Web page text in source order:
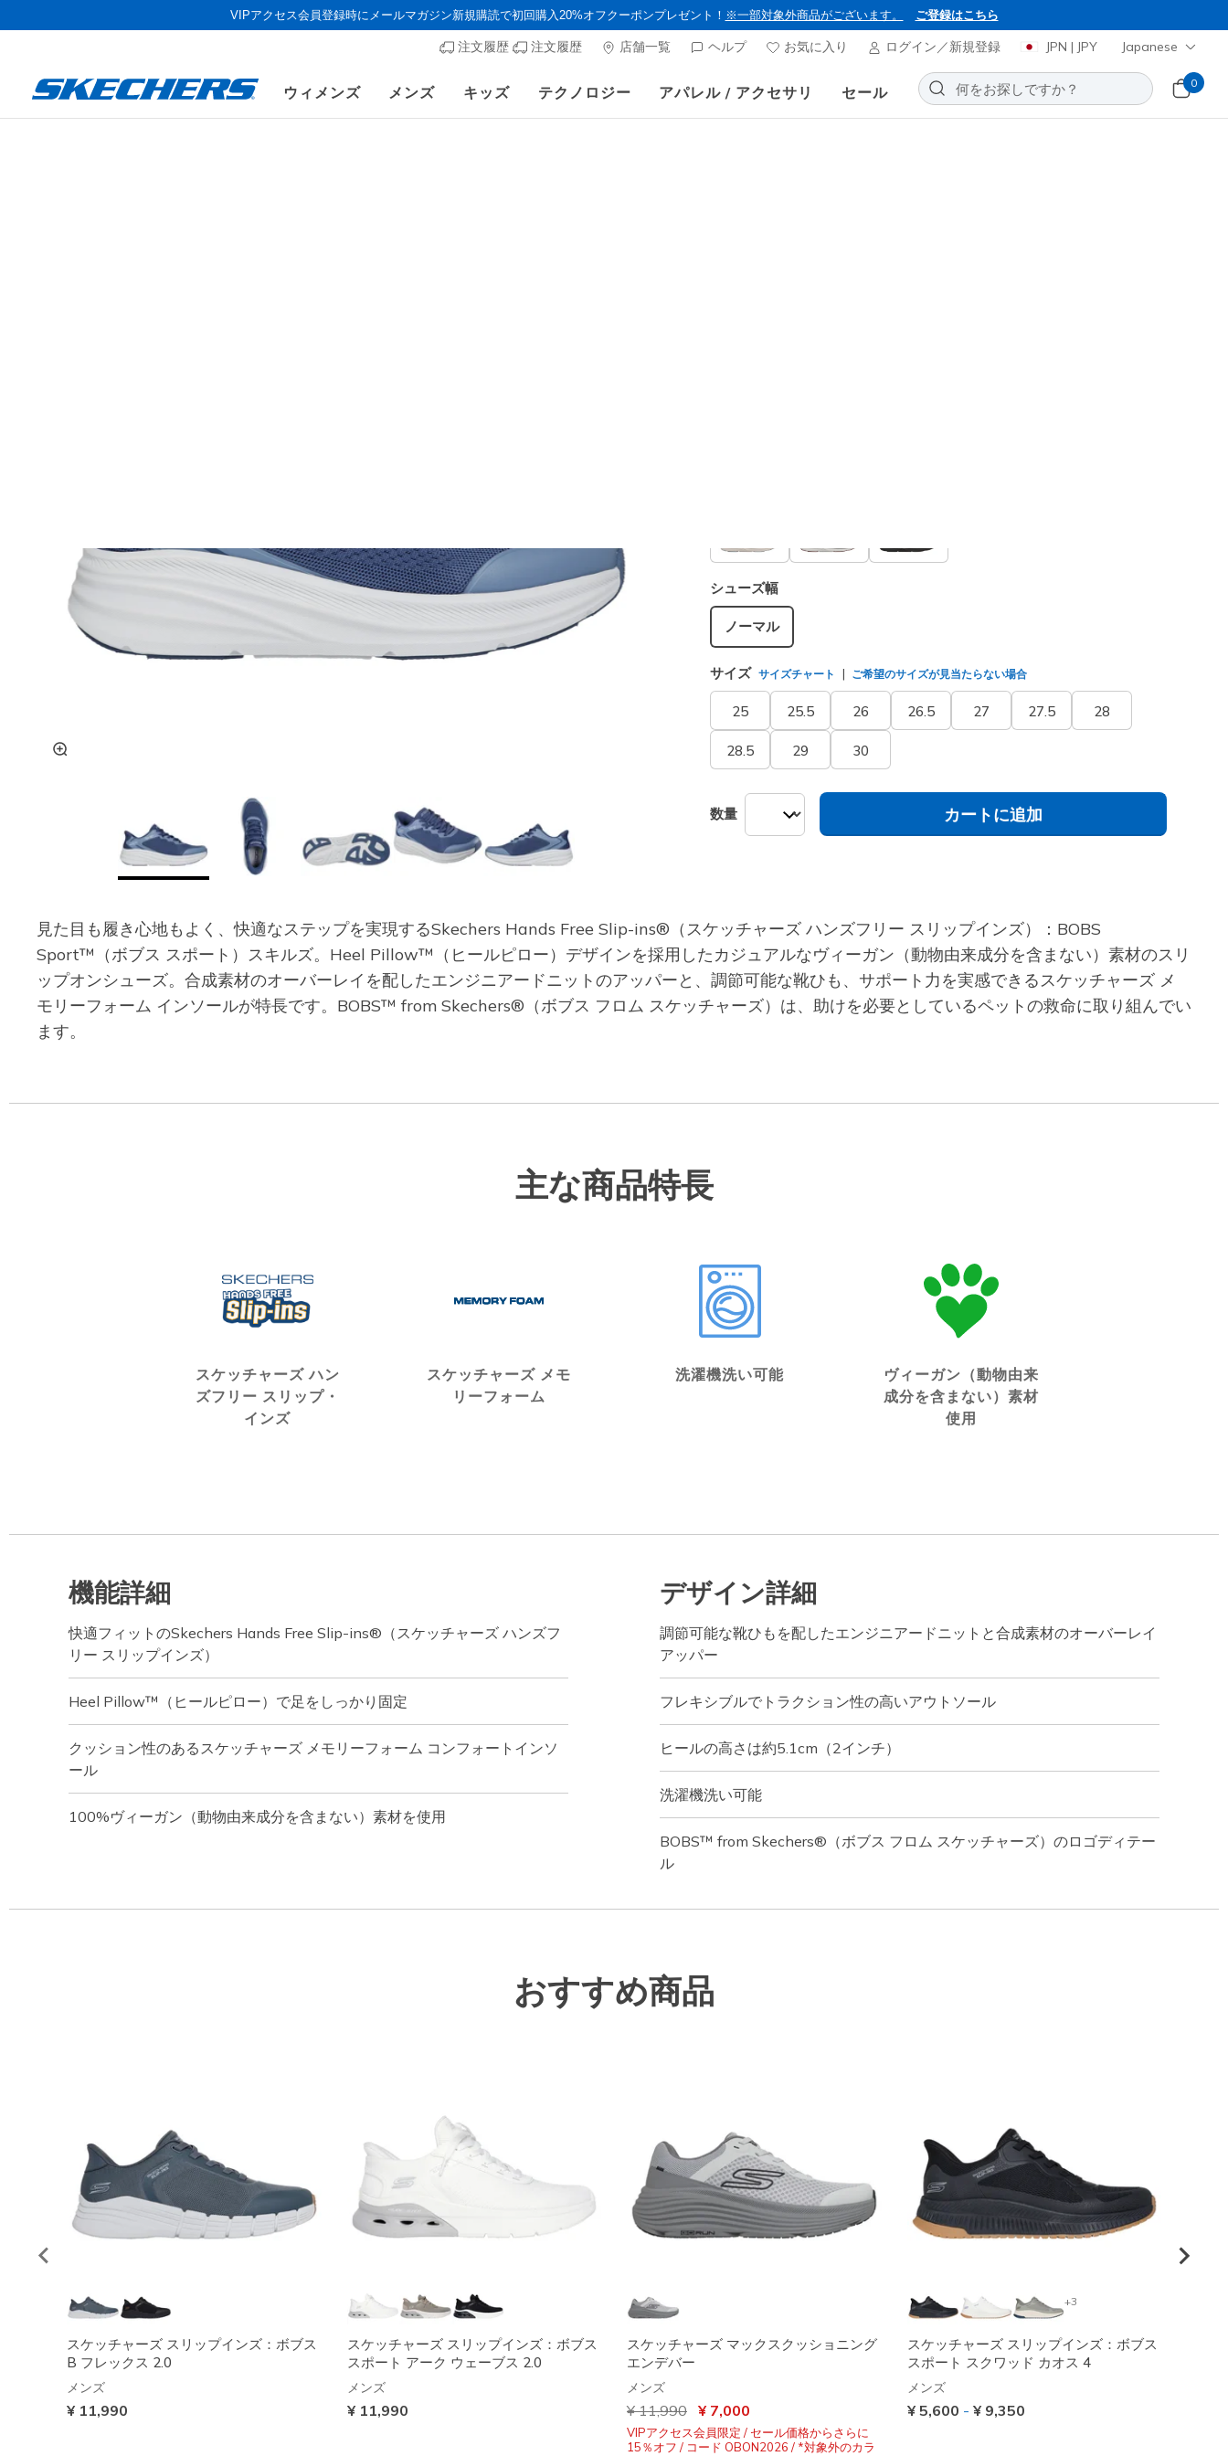
VIPアクセス会員登録時にメールマガジン新規購読で初回購入20%オフクーポンプレゼント！ ※一部対象外商品がございます。 ご登録はこちら
注文履歴 注文履歴 店舗一覧 ヘルプ お気に入り ログイン／新規登録 JPN | JPY Japanese
ウィメンズ メンズ キッズ テクノロジー アパレル / アクセサリ セール
0
シューズ幅
ノーマル
サイズ サイズチャート ご希望のサイズが見当たらない場合
25 25.5 26 26.5 27 27.5 28
28.5 29 30
数量 カートに追加
見た目も履き心地もよく、快適なステップを実現するSkechers Hands Free Slip-ins®（スケッチャーズ ハンズフリー スリップインズ）：BOBS
Sport™（ボブス スポート）スキルズ。Heel Pillow™（ヒールピロー）デザインを採用したカジュアルなヴィーガン（動物由来成分を含まない）素材のスリ
ップオンシューズ。合成素材のオーバーレイを配したエンジニアードニットのアッパーと、調節可能な靴ひも、サポート力を実感できるスケッチャーズ メ
モリーフォーム インソールが特長です。BOBS™ from Skechers®（ボブス フロム スケッチャーズ）は、助けを必要としているペットの救命に取り組んでい
ます。
主な商品特長
スケッチャーズ ハン
ズフリー スリップ・
インズ
スケッチャーズ メモ
リーフォーム
洗濯機洗い可能
ヴィーガン（動物由来
成分を含まない）素材
使用
機能詳細
快適フィットのSkechers Hands Free Slip-ins®（スケッチャーズ ハンズフ
リー スリップインズ）
Heel Pillow™（ヒールピロー）で足をしっかり固定
クッション性のあるスケッチャーズ メモリーフォーム コンフォートインソ
ール
100%ヴィーガン（動物由来成分を含まない）素材を使用
デザイン詳細
調節可能な靴ひもを配したエンジニアードニットと合成素材のオーバーレイ
アッパー
フレキシブルでトラクション性の高いアウトソール
ヒールの高さは約5.1cm（2インチ）
洗濯機洗い可能
BOBS™ from Skechers®（ボブス フロム スケッチャーズ）のロゴディテー
ル
おすすめ商品
スケッチャーズ スリップインズ：ボブス
B フレックス 2.0
メンズ
¥ 11,990
スケッチャーズ スリップインズ：ボブス
スポート アーク ウェーブス 2.0
メンズ
¥ 11,990
スケッチャーズ マックスクッショニング
エンデバー
メンズ
からの値引き
¥ 11,990 から
¥ 7,000
VIPアクセス会員限定 / セール価格からさらに
15％オフ / コード OBON2026 / *対象外のカラ
+3
スケッチャーズ スリップインズ：ボブス
スポート スクワッド カオス 4
メンズ
¥ 5,600 - ¥ 9,350